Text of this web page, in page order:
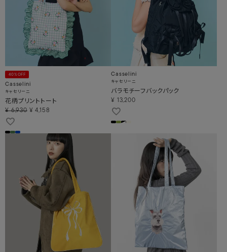
40%OFF
Casselini
キャセリーニ
花柄プリントトート
¥ 6,930 ¥ 4,158
Casselini
キャセリーニ
バラモチーフバックパック
¥ 13,200